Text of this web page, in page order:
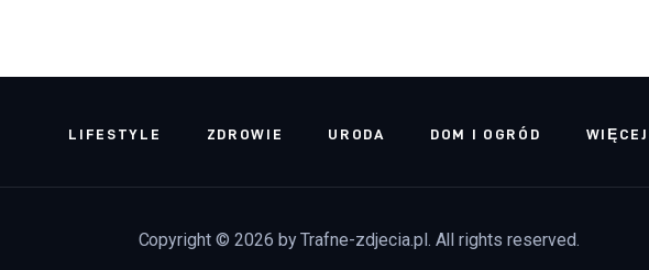
LIFESTYLE ZDROWIE URODA DOM I OGRÓD WIĘCEJ
Copyright © 2026 by Trafne-zdjecia.pl. All rights reserved.